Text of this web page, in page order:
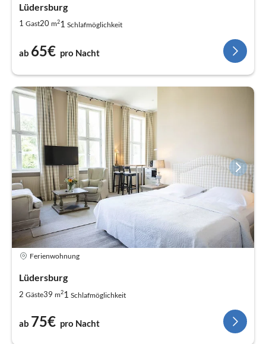
Lüdersburg
1 Gast20 m21 Schlafmöglichkeit
ab 65€ pro Nacht
Ferienwohnung
Lüdersburg
2 Gäste39 m21 Schlafmöglichkeit
ab 75€ pro Nacht